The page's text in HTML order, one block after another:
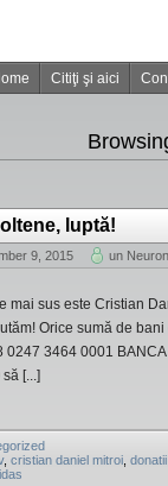
Citiţi şi aici
luptă!
9, 2015 un Neuron
mai sus este Cristian
Orice sumă de
0247 3464 0001
[...]
, cristian daniel mitroi